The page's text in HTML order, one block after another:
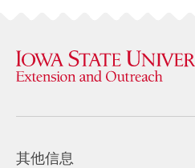
其他信息